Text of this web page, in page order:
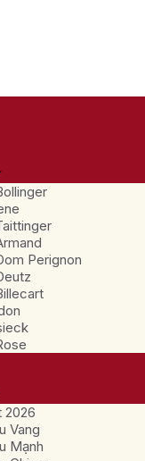
Perignon
2026
Vang
Mạnh